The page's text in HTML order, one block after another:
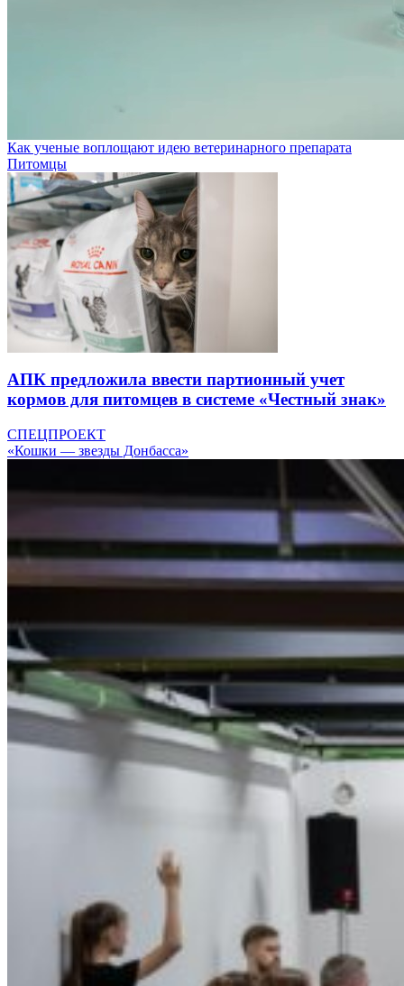
Как ученые воплощают идею ветеринарного препарата
Питомцы
АПК предложила ввести партионный учет
кормов для питомцев в системе «Честный знак»
СПЕЦПРОЕКТ
«Кошки — звезды Донбасса»